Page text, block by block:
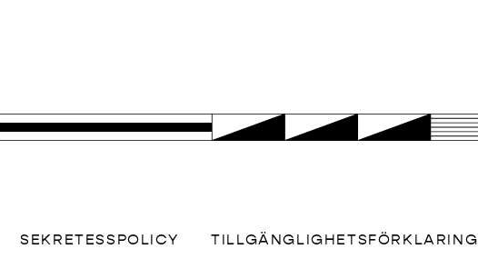
SEKRETESSPOLICY TILLGÄNGLIGHETSFÖRKLARING